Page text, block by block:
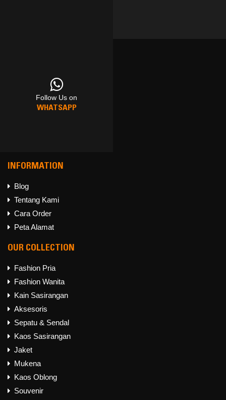
Follow Us on
FACEBOOK
Follow Us on
WHATSAPP
Follow Us on
INFORMATION
Blog
Tentang Kami
Cara Order
Peta Alamat
OUR COLLECTION
Fashion Pria
Fashion Wanita
Kain Sasirangan
Aksesoris
Sepatu & Sendal
Kaos Sasirangan
Jaket
Mukena
Kaos Oblong
Souvenir